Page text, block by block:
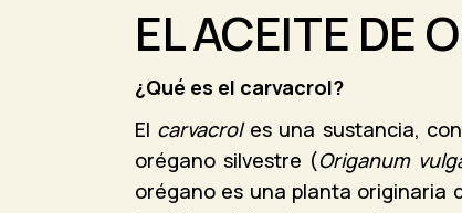
EL ACEITE DE
¿Qué es el carvacrol?
El carvacroles una sustancia,
orégano silvestre (Origanum
orégano es una planta originaria